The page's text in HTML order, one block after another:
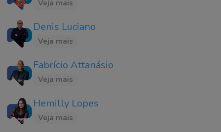
Veja mais
Denis Luciano
Veja mais
Fabrício Attanásio
Veja mais
Hemilly Lopes
Veja mais